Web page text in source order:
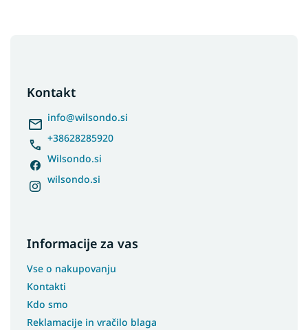
Kontakt
info@wilsondo.si
+38628285920
Wilsondo.si
wilsondo.si
Informacije za vas
Vse o nakupovanju
Kontakti
Kdo smo
Reklamacije in vračilo blaga